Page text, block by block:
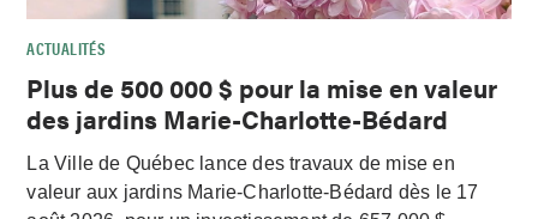
ACTUALITÉS
Plus de 500 000 $ pour la mise en valeur
des jardins Marie-Charlotte-Bédard
La Ville de Québec lance des travaux de mise en
valeur aux jardins Marie-Charlotte-Bédard dès le 17